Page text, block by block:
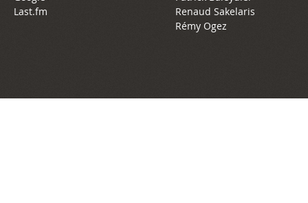
L
e
Last.fm
Renaud Sakelaris
Rémy Ogez